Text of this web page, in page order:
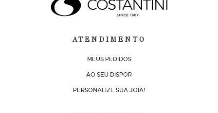
ATENDIMENTO
MEUS PEDIDOS
AO SEU DISPOR
PERSONALIZE SUA JOIA!